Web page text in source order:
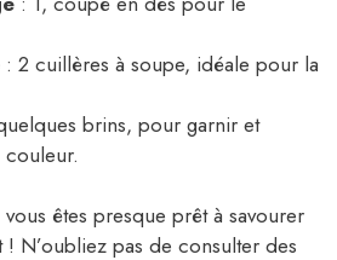
: 2 cuillères à soupe, idéale pour la
brins, pour garnir et
êtes presque prêt à savourer
N’oubliez pas de consulter des